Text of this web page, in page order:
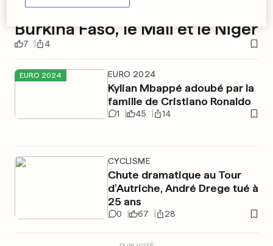
Alliance militaire entre le
Burkina Faso, le Mali et le Niger
7 4
EURO 2024 EURO 2024
Kylian Mbappé adoubé par la
famille de Cristiano Ronaldo
1 45 14
CYCLISME
Chute dramatique au Tour
d’Autriche, André Drege tué à
25 ans
0 67 28